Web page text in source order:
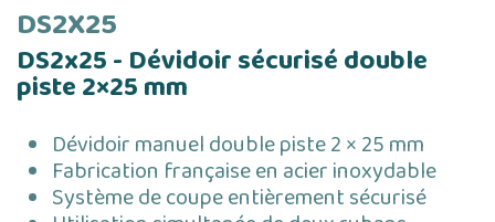
DS2X25
DS2x25 - Dévidoir sécurisé double
piste 2×25 mm
Dévidoir manuel double piste 2 × 25 mm
Fabrication française en acier inoxydable
Système de coupe entièrement sécurisé